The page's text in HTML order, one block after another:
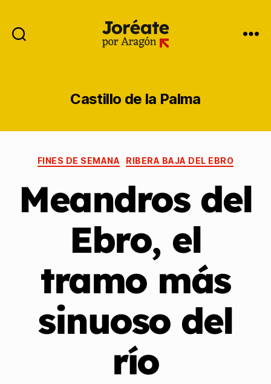
Castillo de la Palma
FINES DE SEMANA RIBERA BAJA DEL EBRO
Meandros del
Ebro, el
tramo más
sinuoso del
río